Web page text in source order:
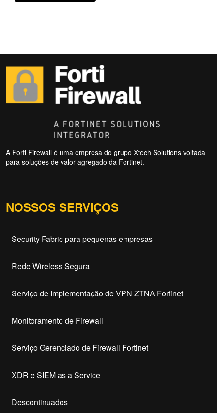
A Forti Firewall é uma empresa do grupo Xtech Solutions voltada
para soluções de valor agregado da Fortinet.
NOSSOS SERVIÇOS
Security Fabric para pequenas empresas
Rede Wireless Segura
Serviço de Implementação de VPN ZTNA Fortinet
Monitoramento de Firewall
Serviço Gerenciado de Firewall Fortinet
XDR e SIEM as a Service
Descontinuados